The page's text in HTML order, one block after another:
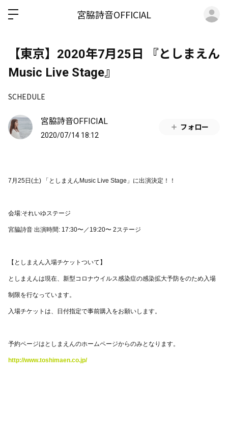
宮脇詩音OFFICIAL
【東京】2020年7月25日 『としまえん
Music Live Stage』
SCHEDULE
宮脇詩音OFFICIAL
2020/07/14 18:12
フォロー
7月25日(土) 「としまえんMusic Live Stage」に出演決定！！
会場:それいゆステージ
宮脇詩音 出演時間: 17:30〜／19:20〜 2ステージ
【としまえん入場チケットついて】
としまえんは現在、新型コロナウイルス感染症の感染拡大予防をのため入場
制限を行なっています。
入場チケットは、日付指定で事前購入をお願いします。
予約ページはとしまえんのホームページからのみとなります。
http://www.toshimaen.co.jp/